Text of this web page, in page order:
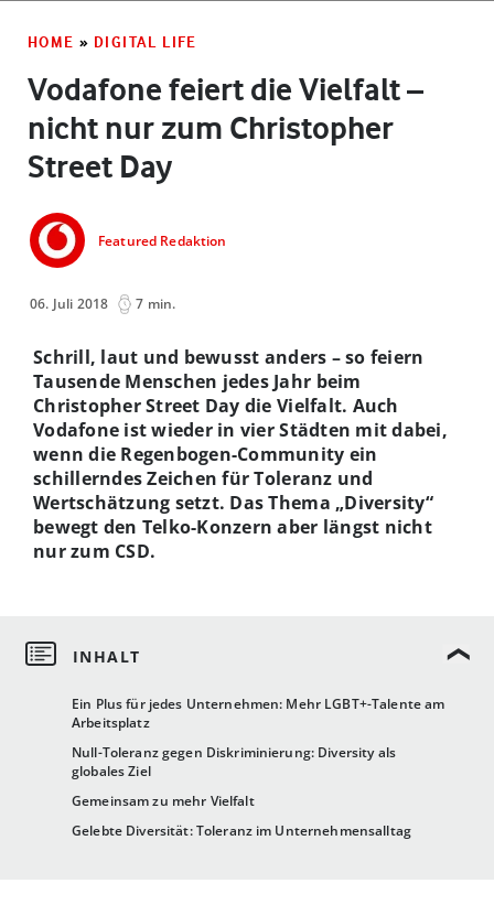
HOME » DIGITAL LIFE
Vodafone feiert die Vielfalt –
nicht nur zum Christopher
Street Day
Featured Redaktion
06. Juli 2018 7 min.
Ein Plus für jedes Unternehmen: Mehr LGBT+-Talente am
Arbeitsplatz
Null-Toleranz gegen Diskriminierung: Diversity als
globales Ziel
Gemeinsam zu mehr Vielfalt
Gelebte Diversität: Toleranz im Unternehmensalltag
Schrill, laut und bewusst anders – so feiern
Tausende Menschen jedes Jahr beim
Christopher Street Day die Vielfalt. Auch
Vodafone ist wieder in vier Städten mit dabei,
wenn die Regenbogen-Community ein
schillerndes Zeichen für Toleranz und
Wertschätzung setzt. Das Thema „Diversity“
bewegt den Telko-Konzern aber längst nicht
nur zum CSD.